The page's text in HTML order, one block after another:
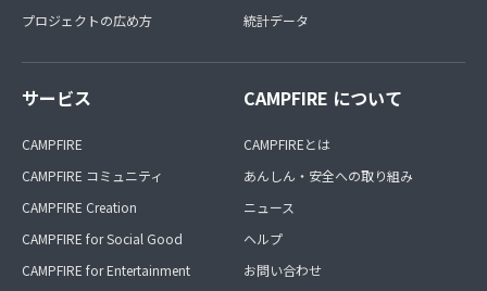
プロジェクトの広め方
統計データ
サービス
CAMPFIRE
CAMPFIRE コミュニティ
CAMPFIRE Creation
CAMPFIRE for Social Good
CAMPFIRE for Entertainment
CAMPFIRE について
CAMPFIREとは
あんしん・安全への取り組み
ニュース
ヘルプ
お問い合わせ